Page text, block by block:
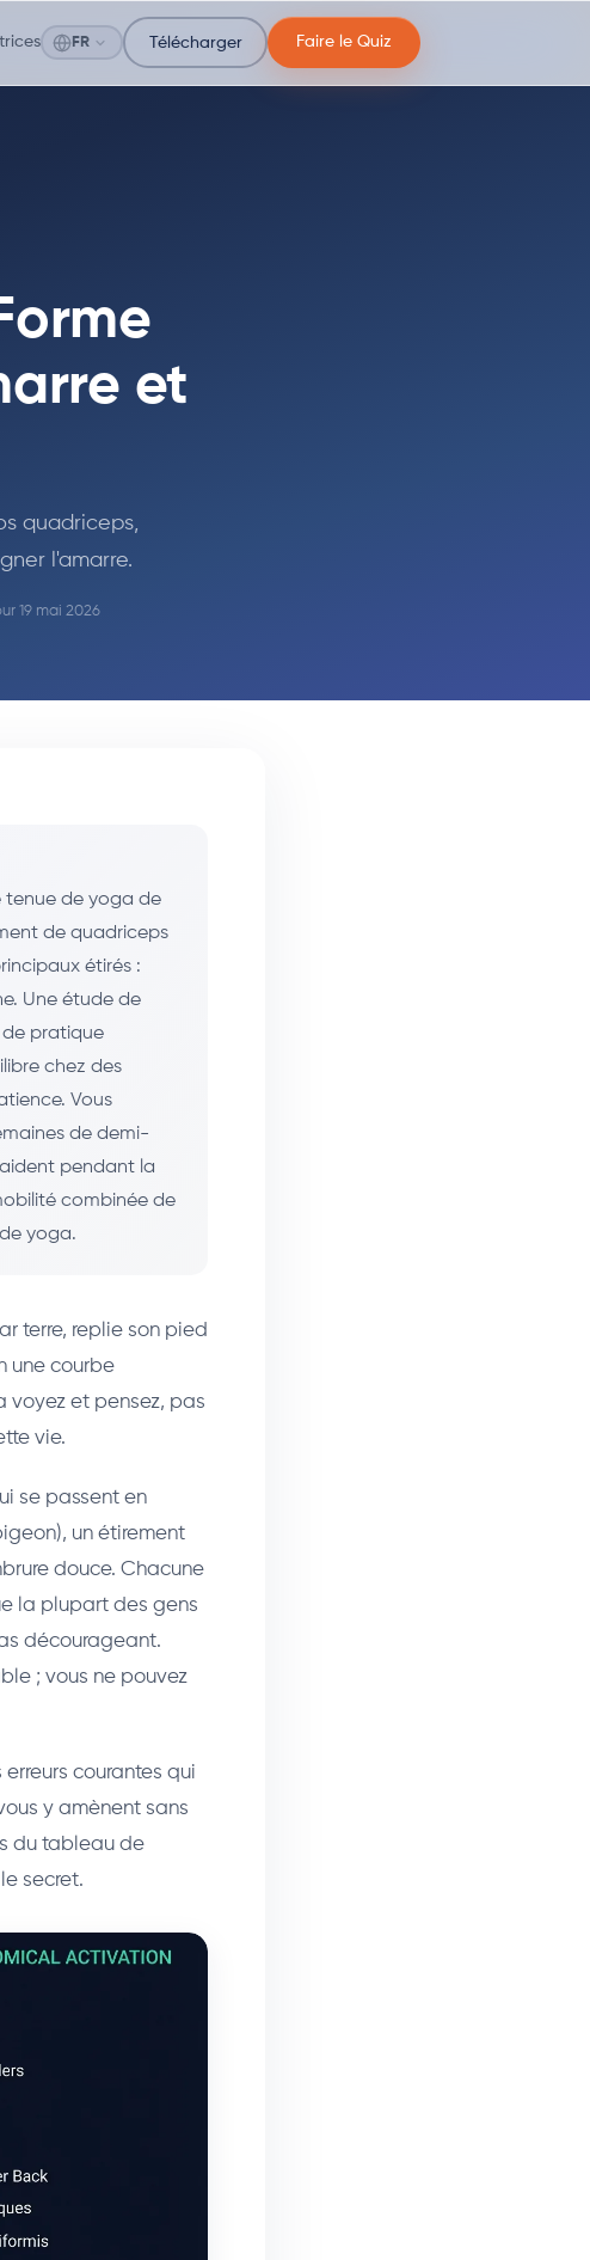
FR Télécharger Faire le Quiz
et
quadriceps,
l'amarre.
19 mai 2026
tenue de yoga de
de quadriceps
étirés :
Une étude de
pratique
chez des
Vous
de demi-
pendant la
combinée de
yoga.
terre, replie son pied
une courbe
voyez et pensez, pas
vie.
se passent en
un étirement
douce. Chacune
la plupart des gens
décourageant.
; vous ne pouvez
courantes qui
y amènent sans
du tableau de
secret.